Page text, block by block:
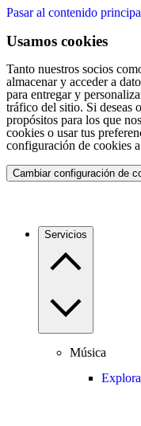
Pasar al contenido
Usamos cookies
Tanto nuestros socios
almacenar y acceder a
para entregar y
tráfico del sitio. Si deseas
propósitos para los que
cookies o usar tus
configuración de cookies
Cambiar configuración de
Servicios
Música